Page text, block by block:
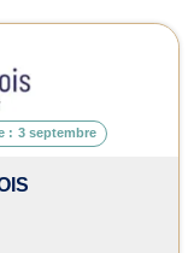
: 3 septembre